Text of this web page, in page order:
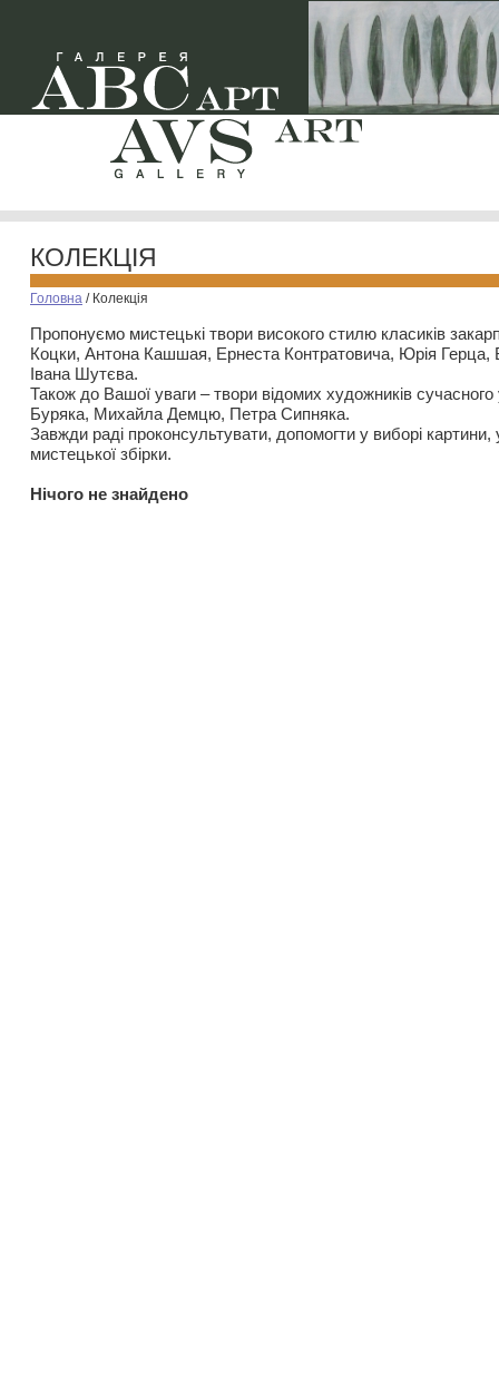
КОЛЕКЦІЯ
Головна / Колекція
Пропонуємо мистецькі твори високого стилю класиків
Коцки, Антона Кашшая, Ернеста Контратовича, Юрія
Івана Шутєва.
Також до Вашої уваги – твори відомих художників
Буряка, Михайла Демцю, Петра Сипняка.
Завжди раді проконсультувати, допомогти у виборі картини,
мистецької збірки.
Нiчого не знайдено